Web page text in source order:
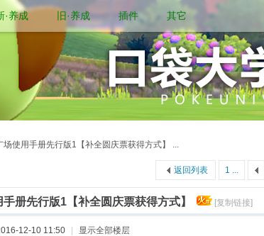
·养成 旧·养成 插件 其它
场使用手册先行版1【补全圆庆票获得方式】 ...
1 ...
返回列表
手册先行版1【补全圆庆票获得方式】 [复制链接]
12-10 11:50 | 显示全部楼层